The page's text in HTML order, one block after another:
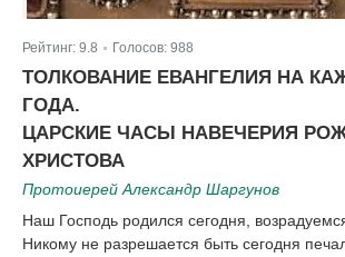
Рейтинг: 9.8 Голосов: 988
ТОЛКОВАНИЕ ЕВАНГЕЛИЯ НА
ГОДА.
ЦАРСКИЕ ЧАСЫ НАВЕЧЕРИЯ
ХРИСТОВА
Протоиерей Александр Шаргунов
Наш Господь родился сегодня,
Никому не разрешается быть сегодня